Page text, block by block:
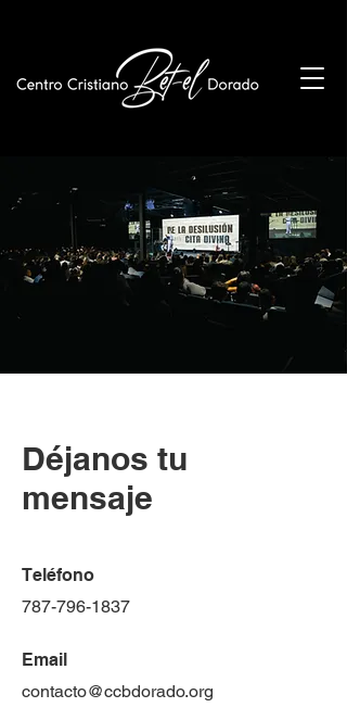
Déjanos tu
mensaje
Teléfono
787-796-1837
Email
contacto@ccbdorado.org